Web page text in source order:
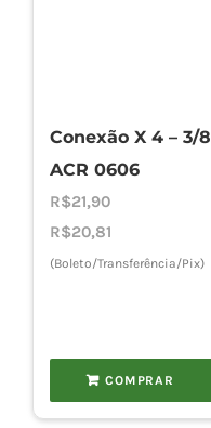
Conexão X 4 – 3/8
ACR 0606
R$21,90
R$20,81
(Boleto/Transferência/Pix)
COMPRAR